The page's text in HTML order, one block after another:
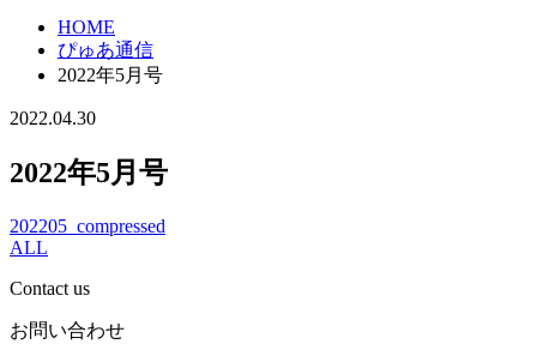
HOME
ぴゅあ通信
2022年5月号
2022.04.30
2022年5月号
202205_compressed
ALL
Contact us
お問い合わせ